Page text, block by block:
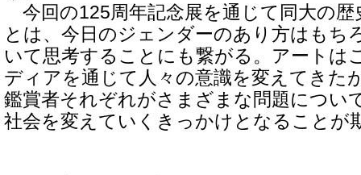
今回の125周年記念展を通じて同大の歴
とは、今日のジェンダーのあり方はもち
いて思考することにも繋がる。アートは
ディアを通じて人々の意識を変えてきた
鑑賞者それぞれがさまざまな問題につい
社会を変えていくきっかけとなることが